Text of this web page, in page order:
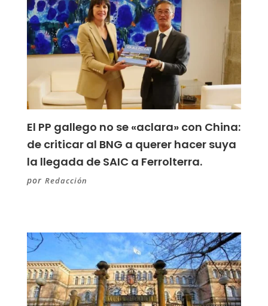
El PP gallego no se «aclara» con China:
de criticar al BNG a querer hacer suya
la llegada de SAIC a Ferrolterra.
por Redacción